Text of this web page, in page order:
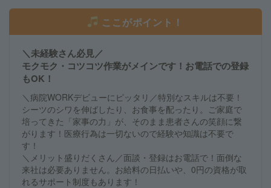
ここがポイント！
＼未経験さん必見／
モクモク・コツコツ作業がメインです！お電話での登録
もOK！
＼病院WORKデビューにピッタリ／特別なスキルは不要！
シーツのシワを伸ばしたり、お食事を配ったり。ご家庭で
培ってきた「家事の力」が、そのまま患者さんの笑顔に繋
がります！医療行為は一切ないので経験や知識は不要で
す！
＼メリット盛りだくさん／面談・登録はお電話で！面倒な
来社は必要ありません。お給料の日払いや、0円の資格が取
れるサポート制度もあります！